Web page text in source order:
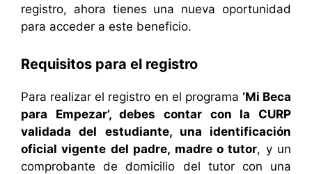
registro, ahora tienes una nueva oportunidad
para acceder a este beneficio.
Requisitos para el registro
Para realizar el registro en el programa ‘Mi Beca
para Empezar’, debes contar con la CURP
validada del estudiante, una identificación
oficial vigente del padre, madre o tutor, y un
comprobante de domicilio del tutor con una